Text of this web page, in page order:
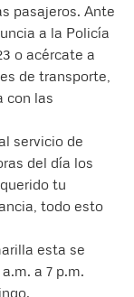
pasajeros. Ante
a la Policía
o acércate a
de transporte,
con las
servicio de
del día los
tu
todo esto
esta se
a 7 p.m.